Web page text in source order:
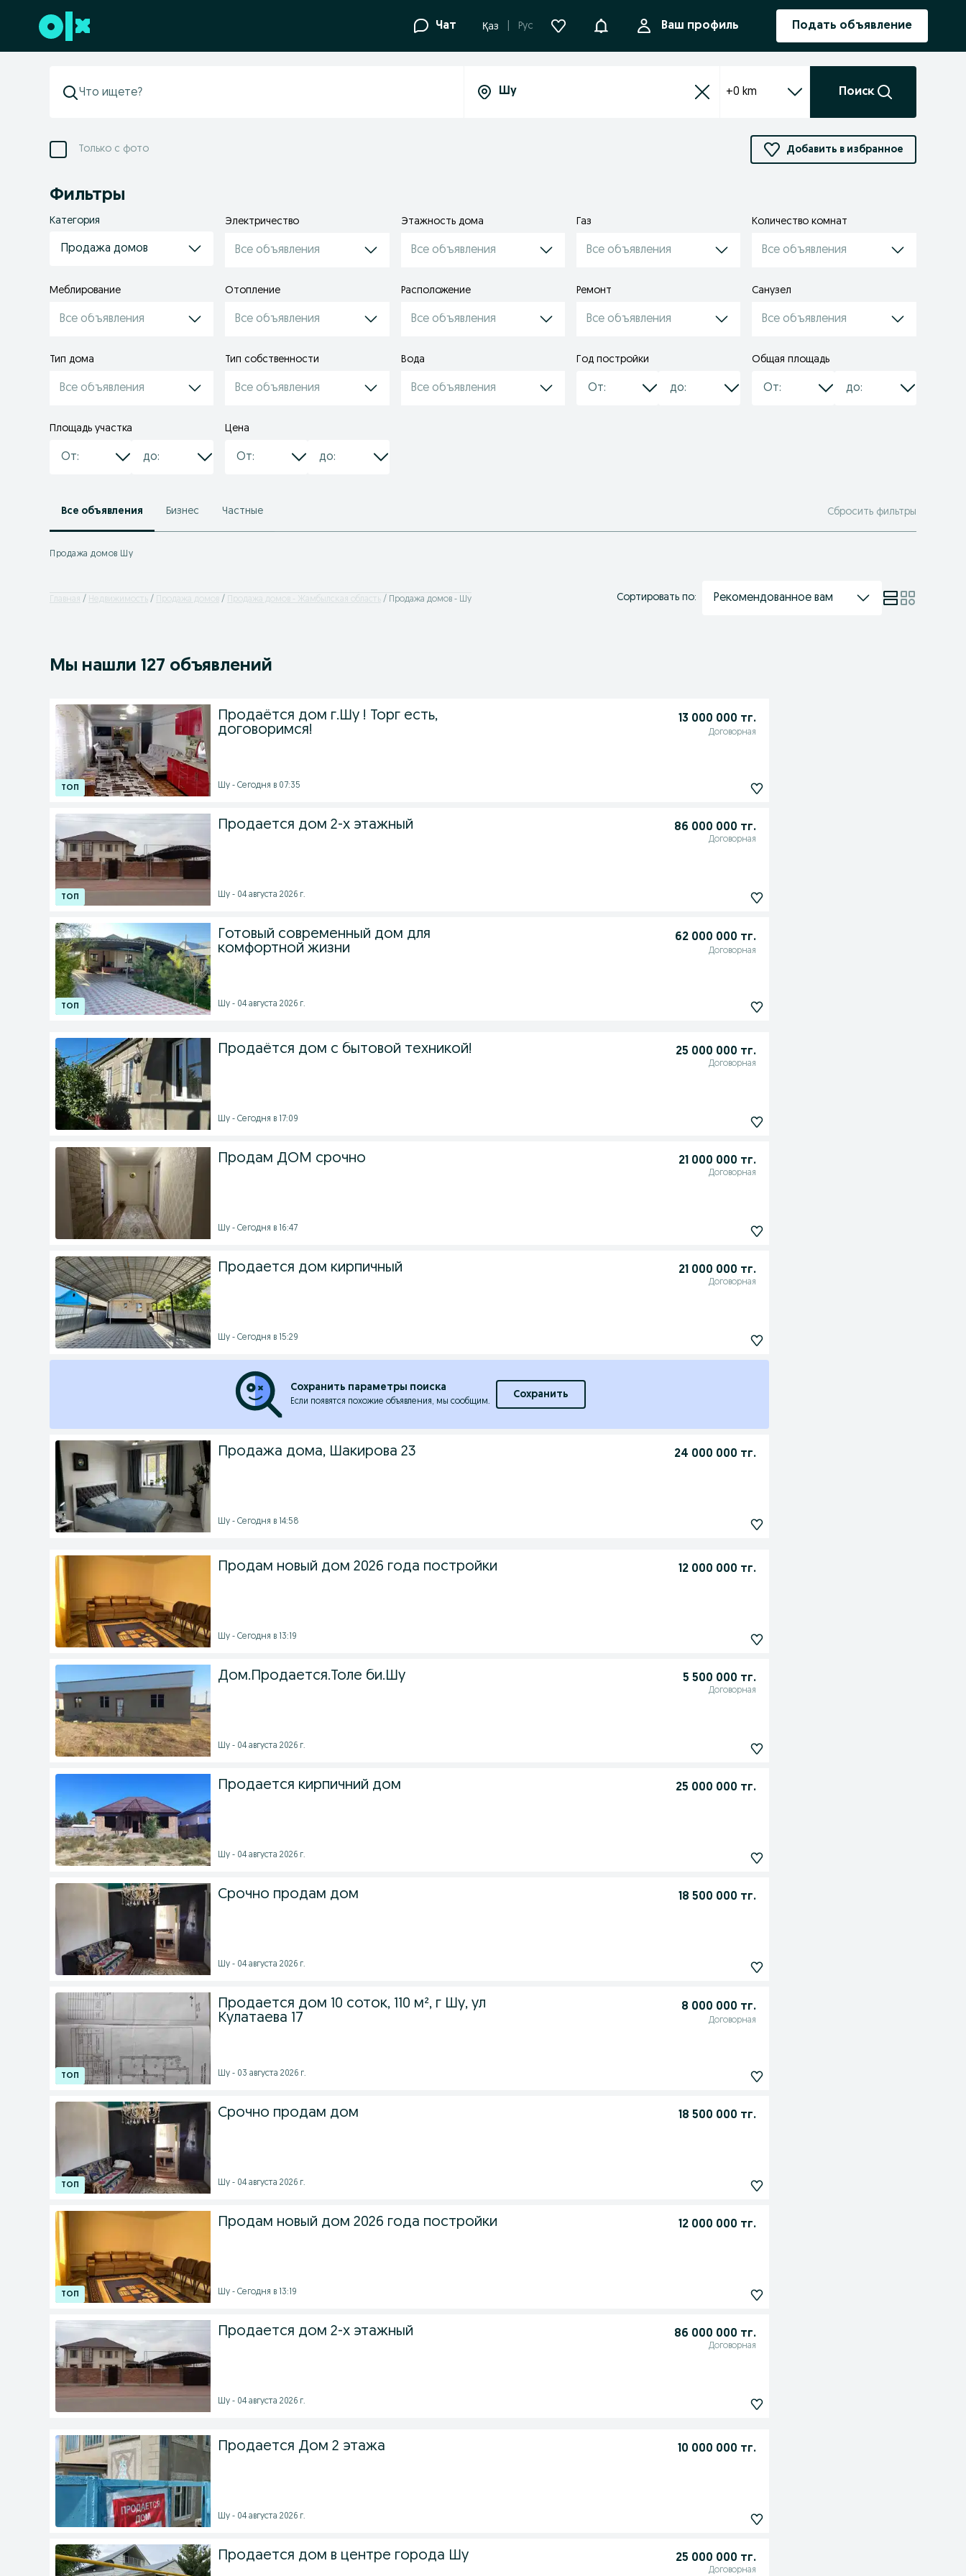
Перейти к нижнему колонтитулу Чат Қаз Рус УведомленияВаш профиль Подать объявление
+0 km Поиск
Только с фото Добавить в избранное
Фильтры
Категория
Продажа домов
Электричество
Все объявления
Этажность дома
Все объявления
Газ
Все объявления
Количество комнат
Все объявления
Меблирование
Все объявления
Отопление
Все объявления
Расположение
Все объявления
Ремонт
Все объявления
Санузел
Все объявления
Тип дома
Все объявления
Тип собственности
Все объявления
Вода
Все объявления
Год постройки Общая площадь
Площадь участка Цена
Все объявления Бизнес Частные Сбросить фильтры
Продажа домов Шу
Главная Недвижимость Продажа домов Продажа домов - Жамбылская область Продажа домов - Шу Сортировать по: Рекомендованное вам
Мы нашли 127 объявлений
Продаётся дом г.Шу ! Торг есть,
договоримся!
13 000 000 тг.
Договорная
Шу - Сегодня в 07:35
Продается дом 2-х этажный 86 000 000 тг.
Договорная
Шу - 04 августа 2026 г.
Готовый современный дом для
комфортной жизни
62 000 000 тг.
Договорная
Шу - 04 августа 2026 г.
Продаётся дом с бытовой техникой! 25 000 000 тг.
Договорная
Шу - Сегодня в 17:09
Продам ДОМ срочно 21 000 000 тг.
Договорная
Шу - Сегодня в 16:47
Продается дом кирпичный 21 000 000 тг.
Договорная
Шу - Сегодня в 15:29
Сохранить параметры поиска
Если появятся похожие объявления, мы сообщим.
Сохранить
Продажа дома, Шакирова 23 24 000 000 тг.
Шу - Сегодня в 14:58
Продам новый дом 2026 года постройки 12 000 000 тг.
Шу - Сегодня в 13:19
Дом.Продается.Толе би.Шу 5 500 000 тг.
Договорная
Шу - 04 августа 2026 г.
Продается кирпичний дом 25 000 000 тг.
Шу - 04 августа 2026 г.
Срочно продам дом 18 500 000 тг.
Шу - 04 августа 2026 г.
Продается дом 10 соток, 110 м², г Шу, ул
Кулатаева 17
8 000 000 тг.
Договорная
Шу - 03 августа 2026 г.
Срочно продам дом 18 500 000 тг.
Шу - 04 августа 2026 г.
Продам новый дом 2026 года постройки 12 000 000 тг.
Шу - Сегодня в 13:19
Продается дом 2-х этажный 86 000 000 тг.
Договорная
Шу - 04 августа 2026 г.
Продается Дом 2 этажа 10 000 000 тг.
Шу - 04 августа 2026 г.
Продается дом в центре города Шу 25 000 000 тг.
Договорная